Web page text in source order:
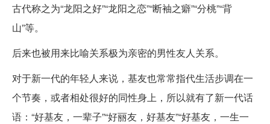
古代称之为“龙阳之好”“龙阳之恋”“断袖之癖”“分桃”“背
山”等。
后来也被用来比喻关系极为亲密的男性友人关系。
对于新一代的年轻人来说，基友也常常指代生活步调在一
个节奏，或者相处很好的同性身上，所以就有了新一代话
语：“好基友，一辈子”“好丽友，好基友”“好基友，一生一